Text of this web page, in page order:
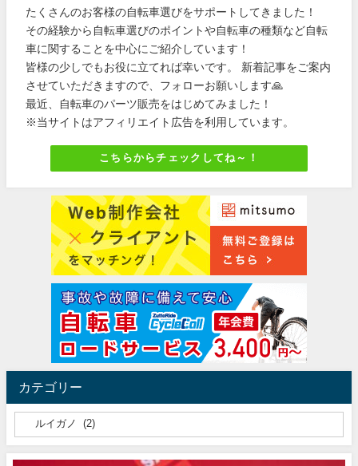
たくさんのお客様の自転車選びをサポートしてきました！
その経験から自転車選びのポイントや自転車の種類など自転
車に関することを中心にご紹介しています！
皆様の少しでもお役に立てれば幸いです。 新着記事をご案内
させていただきますので、フォローお願いします🙏
最近、自転車のパーツ販売をはじめてみました！
※当サイトはアフィリエイト広告を利用しています。
こちらからチェックしてね～！
カテゴリー